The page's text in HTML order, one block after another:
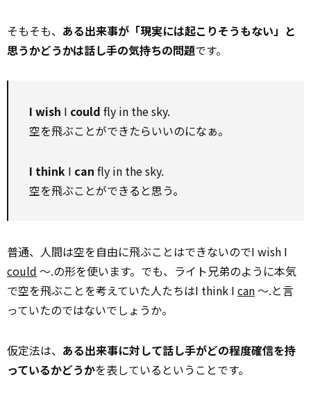
そもそも、 ある出来事が「現実には起こりそうもない」と
思うかどうかは話し手の気持ちの問題です。
I wish I could fly in the sky.
空を飛ぶことができたらいいのになぁ。
I think I can fly in the sky.
空を飛ぶことができると思う。
普通、人間は空を自由に飛ぶことはできないのでI wish I
could ～.の形を使います。でも、ライト兄弟のように本気
で空を飛ぶことを考えていた人たちはI think I can～.と言
っていたのではないでしょうか。
仮定法は、 ある出来事に対して話し手がどの程度確信を持
っているかどうかを表しているということです。